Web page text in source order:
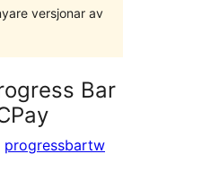
versjonar av
Bar
progressbartw